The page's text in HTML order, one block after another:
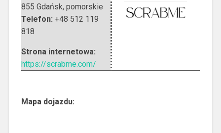
855 Gdańsk, pomorskie
Telefon: +48 512 119
818
Strona internetowa:
https://scrabme.com/
Mapa dojazdu: